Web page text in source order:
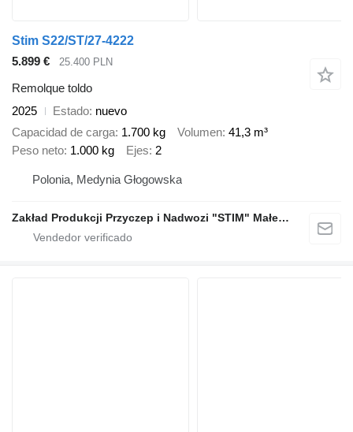
Stim S22/ST/27-4222
5.899 €
25.400 PLN
Remolque toldo
2025
Estado nuevo
Capacidad de carga 1.700 kg Volumen 41,3 m³
Peso neto 1.000 kg Ejes 2
Polonia, Medynia Głogowska
Zakład Produkcji Przyczep i Nadwozi "STIM" Małecki s.j.